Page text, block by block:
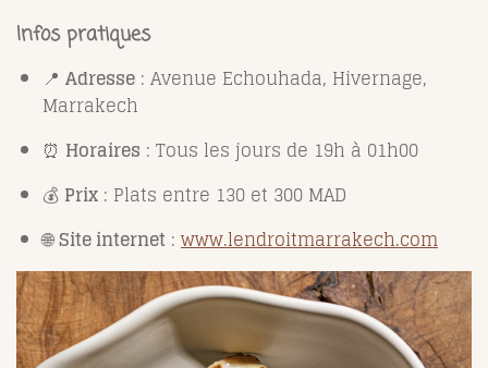
Infos pratiques
📍 Adresse : Avenue Echouhada, Hivernage,
Marrakech
⏰ Horaires : Tous les jours de 19h à 01h00
💰 Prix : Plats entre 130 et 300 MAD
🌐Site internet : www.lendroitmarrakech.com